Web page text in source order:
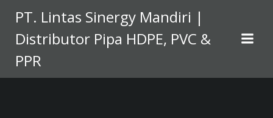
to
content
PT. Lintas Sinergy Mandiri |
Distributor Pipa HDPE, PVC &
PPR